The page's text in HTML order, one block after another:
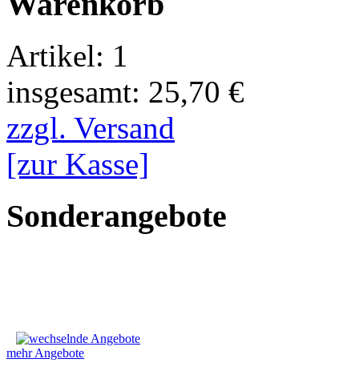
Artikel: 1
insgesamt: 25,70 €
zzgl. Versand
[zur Kasse]
Sonderangebote
mehr Angebote